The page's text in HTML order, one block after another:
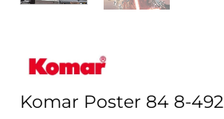
Komar Poster 84 8-492